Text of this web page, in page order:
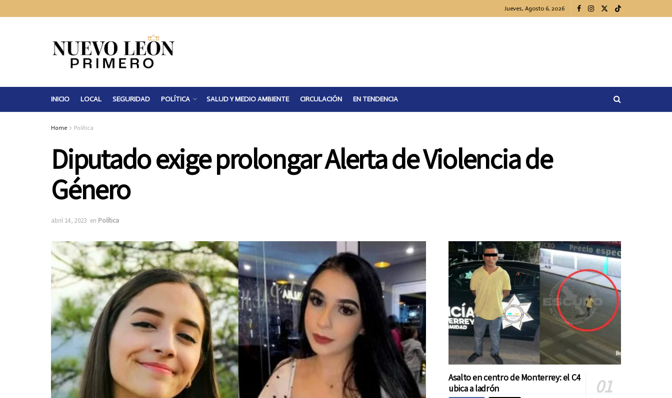
Jueves, Agosto 6, 2026
INICIO LOCAL SEGURIDAD POLÍTICA SALUD Y MEDIO AMBIENTE CIRCULACIÓN EN TENDENCIA
Home Política
Diputado exige prolongar Alerta de Violencia de
Género
abril 14, 2023 en Política
Asalto en centro de Monterrey: el C4
ubica a ladrón